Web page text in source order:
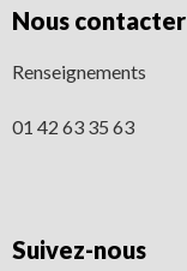
Nous contacter
Renseignements
01 42 63 35 63
Suivez-nous